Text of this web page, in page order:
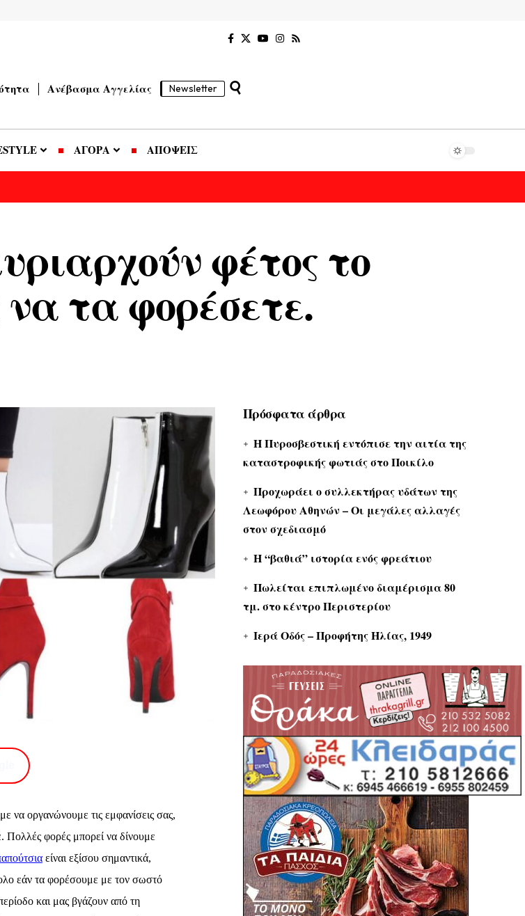
Ανέβασμα Αγγελίας Newsletter
ΑΓΟΡΑ ΑΠΟΨΕΙΣ
φέτος το
τα φορέσετε.
να οργανώνουμε τις εμφανίσεις σας,
Πολλές φορές μπορεί να δίνουμε
είναι εξίσου σημαντικά,
εάν τα φορέσουμε με τον σωστό
και μας βγάζουν από τη
Πρόσφατα άρθρα
Η Πυροσβεστική εντόπισε την αιτία της
καταστροφικής φωτιάς στο Ποικίλο
Προχωράει ο συλλεκτήρας υδάτων της
Λεωφόρου Αθηνών – Οι μεγάλες αλλαγές
στον σχεδιασμό
Η “βαθιά” ιστορία ενός φρεάτιου
Πωλείται επιπλωμένο διαμέρισμα 80
τμ. στο κέντρο Περιστερίου
Ιερά Οδός – Προφήτης Ηλίας, 1949